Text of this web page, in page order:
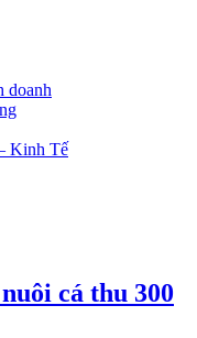
doanh
Kinh Tế
cá thu 300